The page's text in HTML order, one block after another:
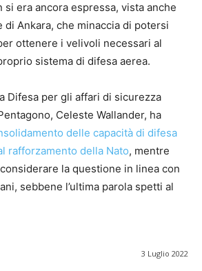
si era ancora espressa, vista anche
di Ankara, che minaccia di potersi
ottenere i velivoli necessari al
sistema di difesa aerea.
Difesa per gli affari di sicurezza
Celeste Wallander, ha
delle capacità di difesa
rafforzamento della Nato, mentre
la questione in linea con
sebbene l’ultima parola spetti al
3 Luglio 2022